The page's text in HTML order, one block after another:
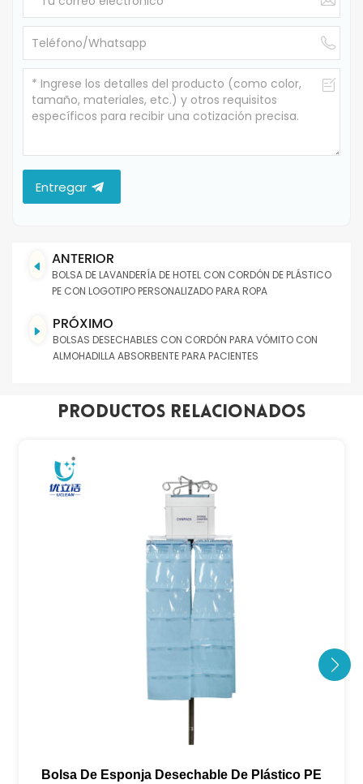
Entregar
ANTERIOR
BOLSA DE LAVANDERÍA DE HOTEL CON CORDÓN DE PLÁSTICO
PE CON LOGOTIPO PERSONALIZADO PARA ROPA
PRÓXIMO
BOLSAS DESECHABLES CON CORDÓN PARA VÓMITO CON
ALMOHADILLA ABSORBENTE PARA PACIENTES
Productos Relacionados
Bolsa De Esponja Desechable De Plástico PE